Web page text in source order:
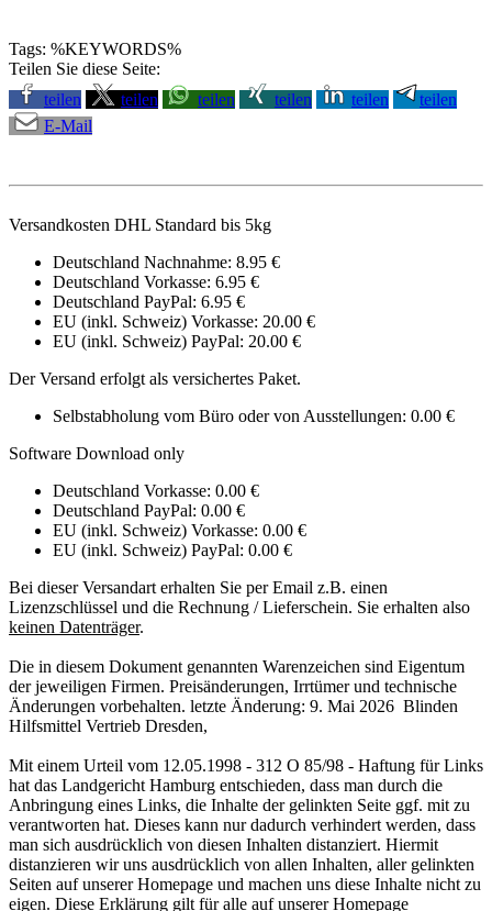
Tags: %KEYWORDS%
Teilen Sie diese Seite:
teilen
teilen teilen teilen teilen
teilen
E-Mail
Versandkosten DHL Standard bis 5kg
Deutschland Nachnahme: 8.95 €
Deutschland Vorkasse: 6.95 €
Deutschland PayPal: 6.95 €
EU (inkl. Schweiz) Vorkasse: 20.00 €
EU (inkl. Schweiz) PayPal: 20.00 €
Der Versand erfolgt als versichertes Paket.
Selbstabholung vom Büro oder von Ausstellungen: 0.00 €
Software Download only
Deutschland Vorkasse: 0.00 €
Deutschland PayPal: 0.00 €
EU (inkl. Schweiz) Vorkasse: 0.00 €
EU (inkl. Schweiz) PayPal: 0.00 €
Bei dieser Versandart erhalten Sie per Email z.B. einen
Lizenzschlüssel und die Rechnung / Lieferschein. Sie erhalten also
keinen Datenträger.
Die in diesem Dokument genannten Warenzeichen sind Eigentum
der jeweiligen Firmen. Preisänderungen, Irrtümer und technische
Änderungen vorbehalten. letzte Änderung: 9. Mai 2026 Blinden
Hilfsmittel Vertrieb Dresden,
Mit einem Urteil vom 12.05.1998 - 312 O 85/98 - Haftung für Links
hat das Landgericht Hamburg entschieden, dass man durch die
Anbringung eines Links, die Inhalte der gelinkten Seite ggf. mit zu
verantworten hat. Dieses kann nur dadurch verhindert werden, dass
man sich ausdrücklich von diesen Inhalten distanziert. Hiermit
distanzieren wir uns ausdrücklich von allen Inhalten, aller gelinkten
Seiten auf unserer Homepage und machen uns diese Inhalte nicht zu
eigen. Diese Erklärung gilt für alle auf unserer Homepage